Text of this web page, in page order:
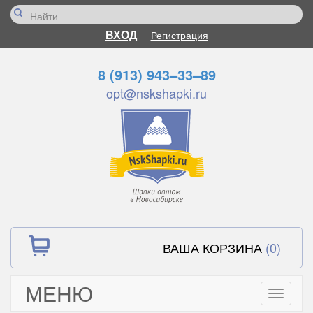
ВХОД Регистрация
8 (913) 943–33–89
opt@nskshapki.ru
ВАША КОРЗИНА (0)
МЕНЮ
Toggle